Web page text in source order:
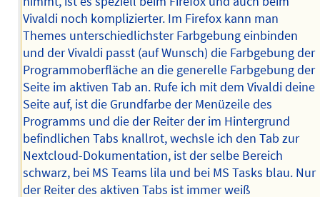
Vivaldi noch komplizierter. Im Firefox kann man
Themes unterschiedlichster Farbgebung einbinden
und der Vivaldi passt (auf Wunsch) die Farbgebung der
Programmoberfläche an die generelle Farbgebung der
Seite im aktiven Tab an. Rufe ich mit dem Vivaldi deine
Seite auf, ist die Grundfarbe der Menüzeile des
Programms und die der Reiter der im Hintergrund
befindlichen Tabs knallrot, wechsle ich den Tab zur
Nextcloud-Dokumentation, ist der selbe Bereich
schwarz, bei MS Teams lila und bei MS Tasks blau. Nur
der Reiter des aktiven Tabs ist immer weiß